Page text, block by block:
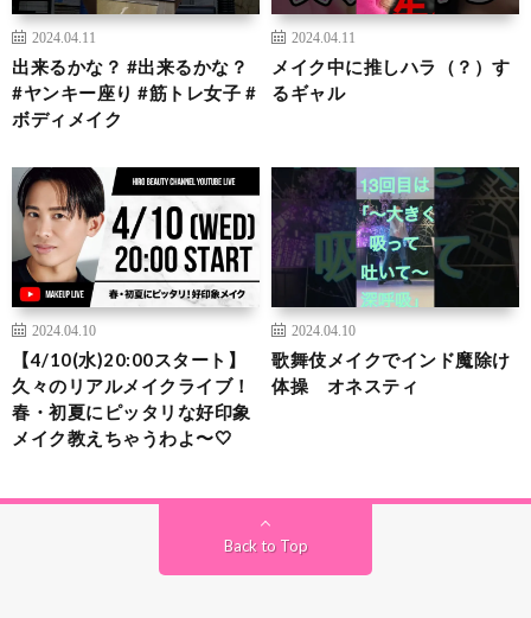
2024.04.11
出来るかな？ #出来るかな？
#ヤンキー座り #筋トレ女子 #
ボディメイク
2024.04.11
メイク中に推しハラ（？）す
るギャル
2024.04.10
【4/10(水)20:00スタート】
久々のリアルメイクライブ！
春・初夏にピッタリな好印象
メイク教えちゃうわよ〜🤍
2024.04.10
歌舞伎メイクでインド魔除け
体操 オネスティ
Back to Top